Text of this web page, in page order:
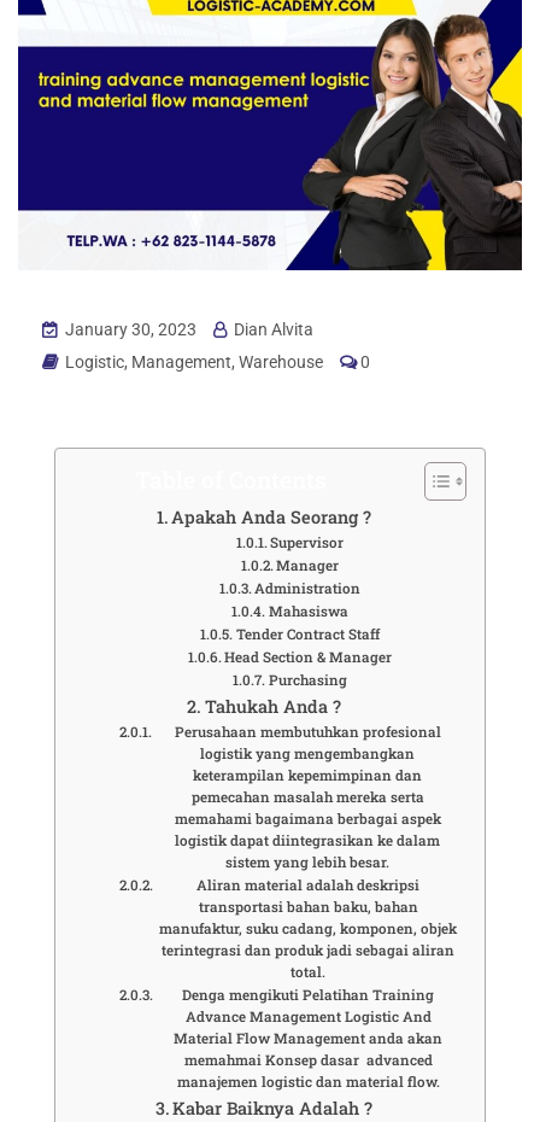
January 30, 2023
Dian Alvita
Logistic, Management, Warehouse 0
Apakah Anda Seorang ?
Supervisor
Manager
Administration
Mahasiswa
Tender Contract Staff
Head Section & Manager
Purchasing
Tahukah Anda ?
Perusahaan membutuhkan profesional
logistik yang mengembangkan
keterampilan kepemimpinan dan
pemecahan masalah mereka serta
memahami bagaimana berbagai aspek
logistik dapat diintegrasikan ke dalam
sistem yang lebih besar.
Aliran material adalah deskripsi
transportasi bahan baku, bahan
manufaktur, suku cadang, komponen, objek
terintegrasi dan produk jadi sebagai aliran
total.
Denga mengikuti Pelatihan Training
Advance Management Logistic And
Material Flow Management anda akan
memahmai Konsep dasar advanced
manajemen logistic dan material flow.
Kabar Baiknya Adalah ?